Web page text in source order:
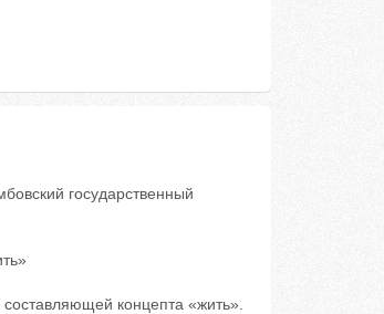
государственный
концепта «жить».